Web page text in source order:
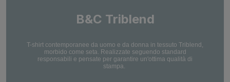
B&C Triblend
T-shirt contemporanee da uomo e da donna in tessuto Triblend,
morbido come seta. Realizzate seguendo standard
responsabili e pensate per garantire un'ottima qualità di
stampa.